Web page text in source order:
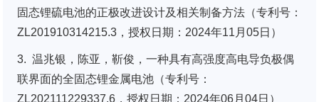
固态锂硫电池的正极改进设计及相关制备方法（专利号：
ZL201910314215.3，授权日期：2024年11月05日）
3. 温兆银，陈亚，靳俊，一种具有高强度高电导负极偶
联界面的全固态锂金属电池（专利号：
ZL202111229337.6，授权日期：2024年06月04日）